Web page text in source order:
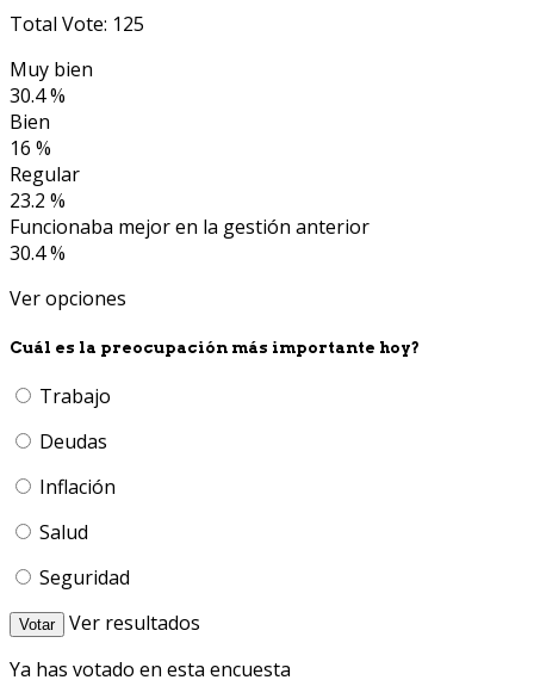
Total Vote: 125
Muy bien
30.4 %
Bien
16 %
Regular
23.2 %
Funcionaba mejor en la gestión anterior
30.4 %
Ver opciones
Cuál es la preocupación más importante hoy?
Trabajo
Deudas
Inflación
Salud
Seguridad
Votar
Ver resultados
Ya has votado en esta encuesta